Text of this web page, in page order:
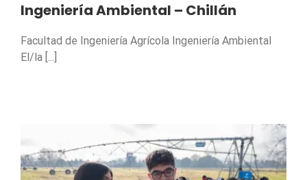
Ingeniería Ambiental – Chillán
Facultad de Ingeniería Agrícola Ingeniería Ambiental
El/la [...]